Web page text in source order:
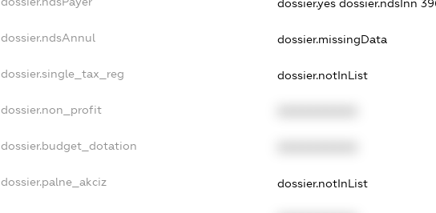
dossier.yes dossier.ndsInn
dossier.ndsAnnul dossier.missingData
dossier.single_tax_reg dossier.notInList
dossier.non_profit
dossier.budget_dotation
dossier.palne_akciz dossier.notInList